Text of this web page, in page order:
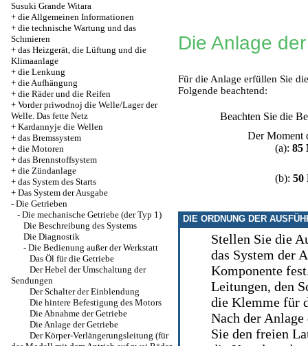
Susuki Grande Witara
+ die Allgemeinen Informationen
+ die technische Wartung und das
Schmieren
+ das Heizgerät, die Lüftung und die
Klimaanlage
+ die Lenkung
+ die Aufhängung
+ die Räder und die Reifen
+ Vorder priwodnoj die Welle/Lager der
Welle. Das fette Netz
+ Kardannyje die Wellen
+ das Bremssystem
+ die Motoren
+ das Brennstoffsystem
+ die Zündanlage
+ das System des Starts
+ Das System der Ausgabe
- Die Getrieben
- Die mechanische Getriebe (der Typ 1)
Die Beschreibung des Systems
Die Diagnostik
- Die Bedienung außer der Werkstatt
Das Öl für die Getriebe
Der Hebel der Umschaltung der
Sendungen
Der Schalter der Einblendung
Die hintere Befestigung des Motors
Die Abnahme der Getriebe
Die Anlage der Getriebe
Der Körper-Verlängerungsleitung (für
Die Anlage
Für die Anlage erfüllen Sie
Folgende beachtend:
Beachten Sie die
Der Moment
(a): 85
(b): 50
DIE ORDNUNG DER
Stellen Sie die
das System der
Komponente fest
Leitungen, den
die Klemme für
Nach der
Sie den freien